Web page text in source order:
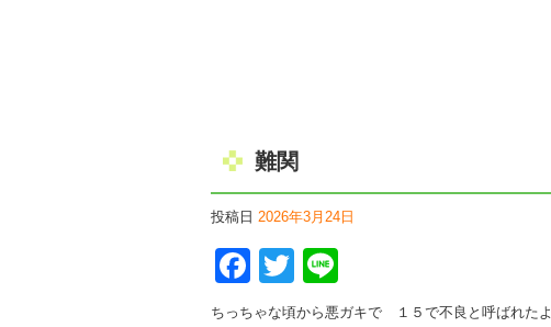
難関
投稿日 2026年3月24日
Facebook
Twitter
ちっちゃな頃から悪ガキで １５で不良と呼ばれたよ